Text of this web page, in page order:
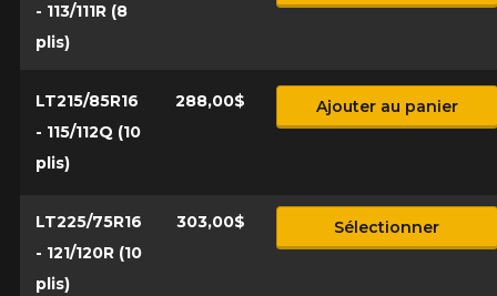
- 113/111R (8
plis)
LT215/85R16
- 115/112Q (10
plis)
288,00$ Ajouter au panier
LT225/75R16
- 121/120R (10
plis)
303,00$ Sélectionner